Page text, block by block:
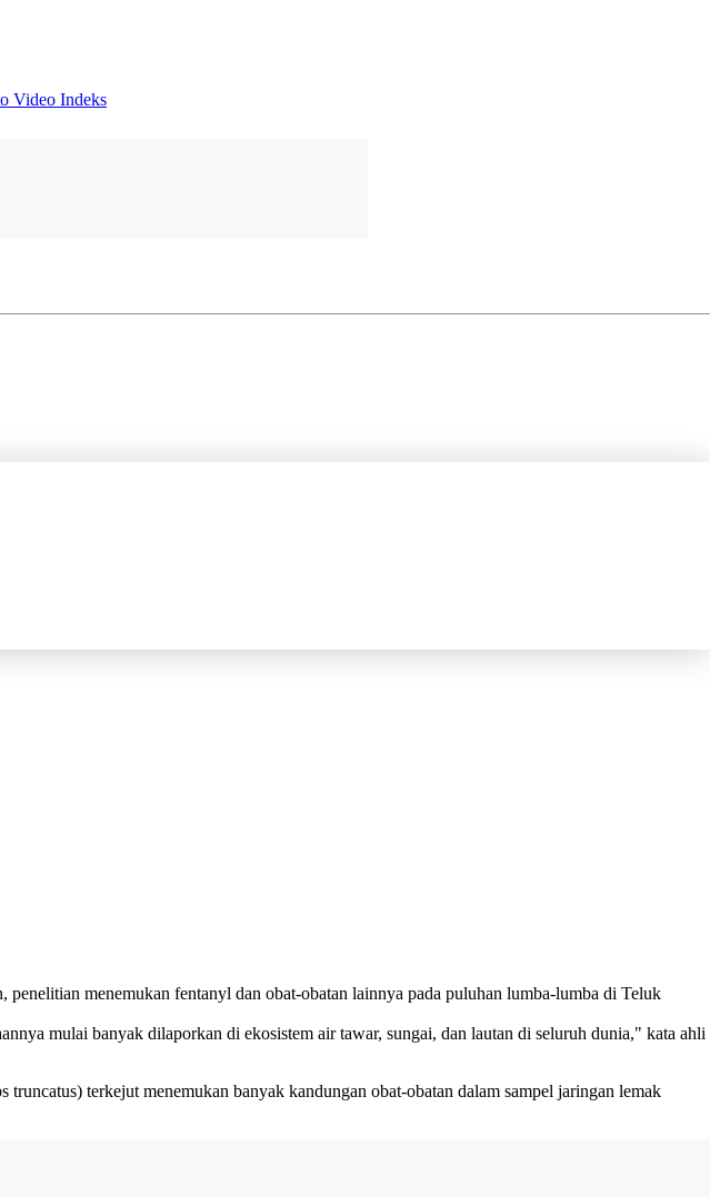
Video Indeks
menemukan fentanyl dan obat-obatan lainnya pada puluhan lumba-lumba di Teluk
mulai banyak dilaporkan di ekosistem air tawar, sungai, dan lautan di seluruh dunia," kata ahli
terkejut menemukan banyak kandungan obat-obatan dalam sampel jaringan lemak